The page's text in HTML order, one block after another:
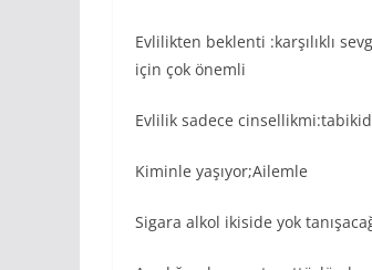
Evlilikten beklenti :karşılıklı
için çok önemli
Evlilik sadece
Kiminle yaşıyor;Ailemle
Sigara alkol ikiside yok